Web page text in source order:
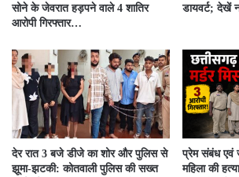
सोने के जेवरात हड़पने वाले 4 शातिर
आरोपी गिरफ्तार…
डायवर्ट; देखें
देर रात 3 बजे डीजे का शोर और पुलिस से
झूमा-झटकी: कोतवाली पुलिस की सख्त
प्रेम संबंध एवं
महिला की